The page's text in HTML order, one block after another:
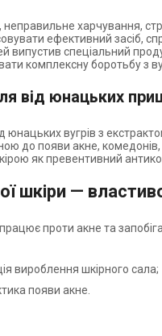
харчування,
ефективний засіб,
випустив спеціальний
комплексну боротьбу з
від юнацьких
юнацьких вугрів з
до появи акне, комедонів,
як превентивний
шкіри —
проти акне та
вироблення шкірного сала;
появи акне.